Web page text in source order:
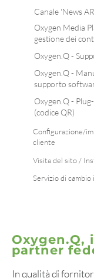
Canale 'News
Oxygen Media
gestione dei
Oxygen.Q -
Oxygen.Q -
supporto
Oxygen.Q -
(codice QR)
Configurazione/
cliente
Visita del sito /
Servizio di cambio
Oxygen.Q,
partner
In qualità di